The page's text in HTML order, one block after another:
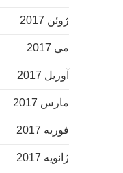
ژوئن 2017
می 2017
آوریل 2017
مارس 2017
فوریه 2017
ژانویه 2017